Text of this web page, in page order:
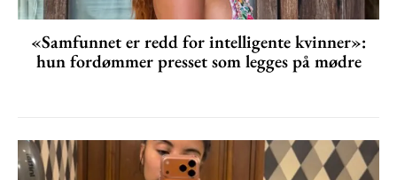
«Samfunnet er redd for intelligente kvinner»:
hun fordømmer presset som legges på mødre